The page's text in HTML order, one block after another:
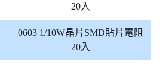
20入
0603 1/10W晶片SMD貼片電阻
20入